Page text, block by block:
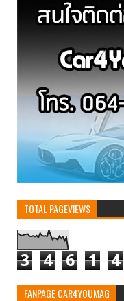
TOTAL PAGEVIEWS
3 4 6 1 4
FANPAGE CAR4YOUMAG